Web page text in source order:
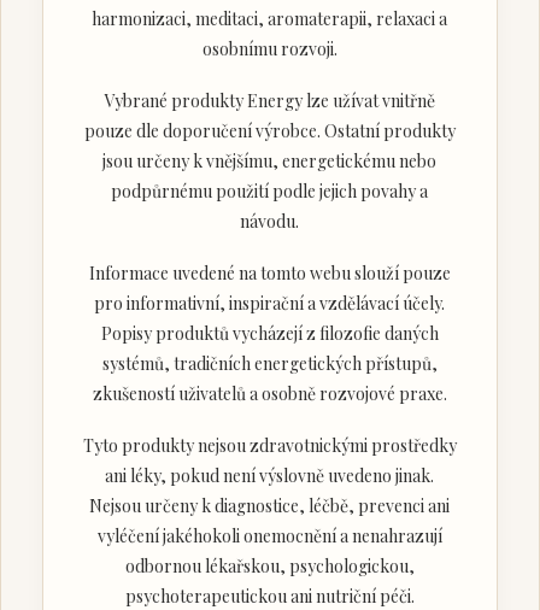
harmonizaci, meditaci, aromaterapii, relaxaci a
osobnímu rozvoji.
Vybrané produkty Energy lze užívat vnitřně
pouze dle doporučení výrobce. Ostatní produkty
jsou určeny k vnějšímu, energetickému nebo
podpůrnému použití podle jejich povahy a
návodu.
Informace uvedené na tomto webu slouží pouze
pro informativní, inspirační a vzdělávací účely.
Popisy produktů vycházejí z filozofie daných
systémů, tradičních energetických přístupů,
zkušeností uživatelů a osobně rozvojové praxe.
Tyto produkty nejsou zdravotnickými prostředky
ani léky, pokud není výslovně uvedeno jinak.
Nejsou určeny k diagnostice, léčbě, prevenci ani
vyléčení jakéhokoli onemocnění a nenahrazují
odbornou lékařskou, psychologickou,
psychoterapeutickou ani nutriční péči.